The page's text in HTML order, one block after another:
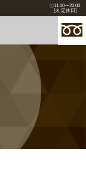
11:00〜20:00
[火 定休日]